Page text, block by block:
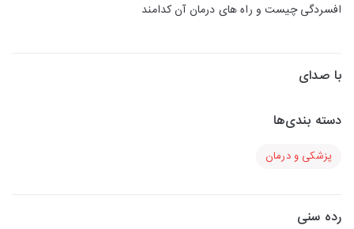
افسردگی چیست و راه های درمان آن کدامند
با صدای
دسته بندی‌ها
پزشکی و درمان
رده سنی